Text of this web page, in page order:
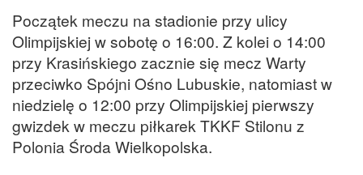
Początek meczu na stadionie przy ulicy
Olimpijskiej w sobotę o 16:00. Z kolei o 14:00
przy Krasińskiego zacznie się mecz Warty
przeciwko Spójni Ośno Lubuskie, natomiast w
niedzielę o 12:00 przy Olimpijskiej pierwszy
gwizdek w meczu piłkarek TKKF Stilonu z
Polonia Środa Wielkopolska.